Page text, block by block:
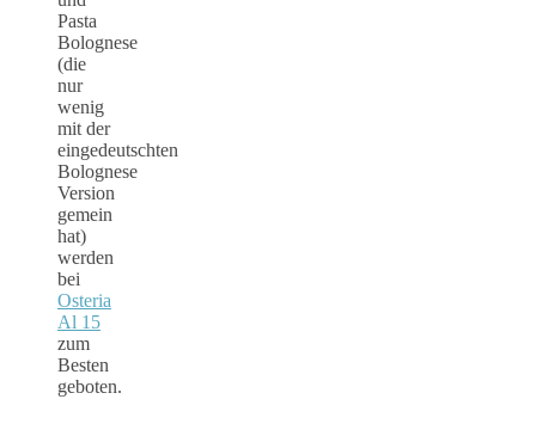
Pasta
Bolognese
(die
nur
wenig
mit der
eingedeutschten
Bolognese
Version
gemein
hat)
werden
bei
Osteria
Al 15
zum
Besten
geboten.